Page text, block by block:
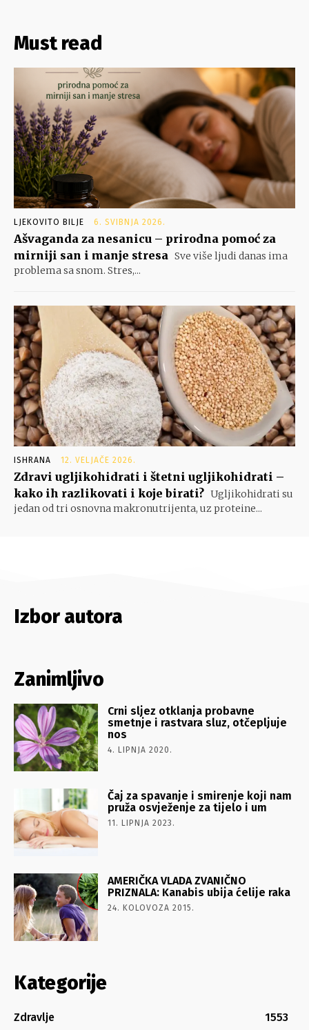
Must read
LJEKOVITO BILJE 6. SVIBNJA 2026.
Ašvaganda za nesanicu – prirodna pomoć za
mirniji san i manje stresa Sve više ljudi danas ima
problema sa snom. Stres,...
ISHRANA 12. VELJAČE 2026.
Zdravi ugljikohidrati i štetni ugljikohidrati –
kako ih razlikovati i koje birati? Ugljikohidrati su
jedan od tri osnovna makronutrijenta, uz proteine...
Izbor autora
Zanimljivo
Crni sljez otklanja probavne
smetnje i rastvara sluz, otčepljuje
nos
4. LIPNJA 2020.
Čaj za spavanje i smirenje koji nam
pruža osvježenje za tijelo i um
11. LIPNJA 2023.
AMERIČKA VLADA ZVANIČNO
PRIZNALA: Kanabis ubija ćelije raka
24. KOLOVOZA 2015.
Kategorije
Zdravlje
1553